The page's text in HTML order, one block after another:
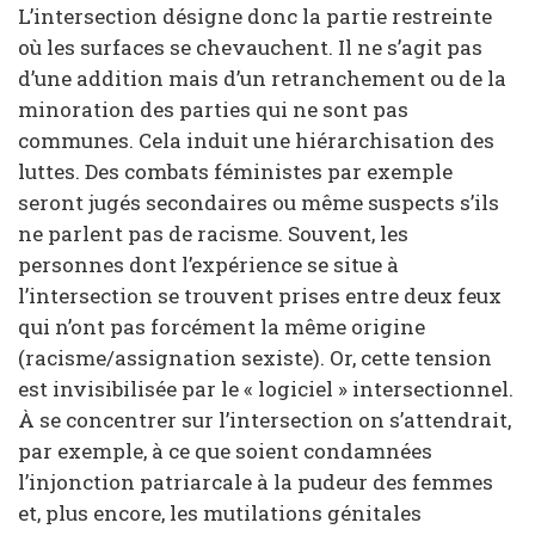
L’intersection désigne donc la partie restreinte
où les surfaces se chevauchent. Il ne s’agit pas
d’une addition mais d’un retranchement ou de la
minoration des parties qui ne sont pas
communes. Cela induit une hiérarchisation des
luttes. Des combats féministes par exemple
seront jugés secondaires ou même suspects s’ils
ne parlent pas de racisme. Souvent, les
personnes dont l’expérience se situe à
l’intersection se trouvent prises entre deux feux
qui n’ont pas forcément la même origine
(racisme/assignation sexiste). Or, cette tension
est invisibilisée par le « logiciel » intersectionnel.
À se concentrer sur l’intersection on s’attendrait,
par exemple, à ce que soient condamnées
l’injonction patriarcale à la pudeur des femmes
et, plus encore, les mutilations génitales